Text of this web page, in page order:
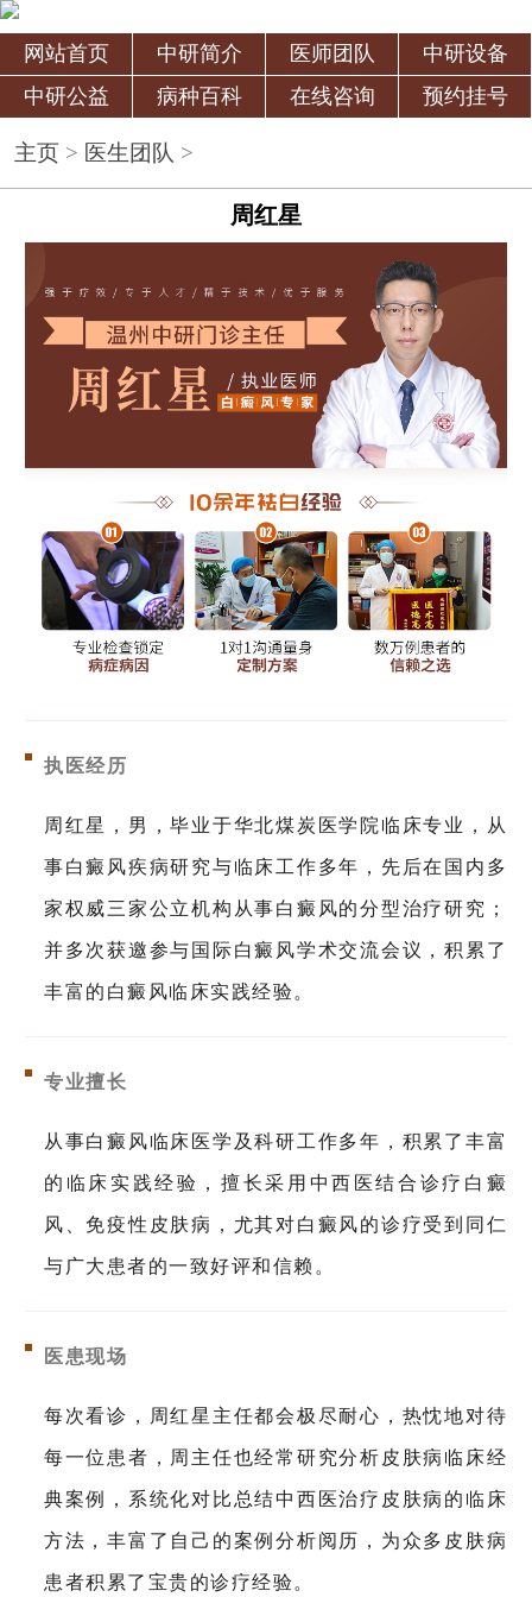
网站首页 中研简介 医师团队
中研设备
中研公益
病种百科 在线咨询 预约挂号
主页> 医生团队 >
周红星
执医经历
周红星，男，毕业于华北煤炭医学院临床专业，从
事白癜风疾病研究与临床工作多年，先后在国内多
家权威三家公立机构从事白癜风的分型治疗研究；
并多次获邀参与国际白癜风学术交流会议，积累了
丰富的白癜风临床实践经验。
专业擅长
从事白癜风临床医学及科研工作多年，积累了丰富
的临床实践经验，擅长采用中西医结合诊疗白癜
风、免疫性皮肤病，尤其对白癜风的诊疗受到同仁
与广大患者的一致好评和信赖。
医患现场
每次看诊，周红星主任都会极尽耐心，热忱地对待
每一位患者，周主任也经常研究分析皮肤病临床经
典案例，系统化对比总结中西医治疗皮肤病的临床
方法，丰富了自己的案例分析阅历，为众多皮肤病
患者积累了宝贵的诊疗经验。